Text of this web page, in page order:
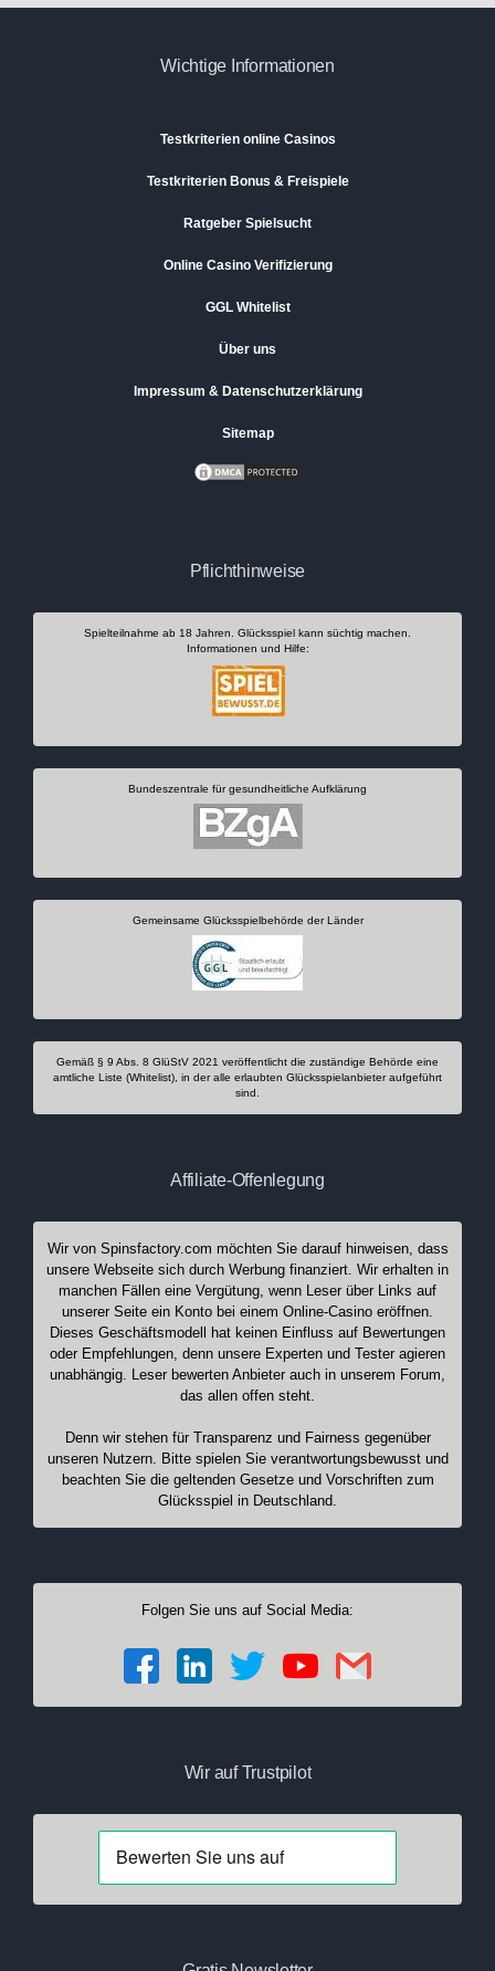
Wichtige Informationen
Testkriterien online Casinos
Testkriterien Bonus & Freispiele
Ratgeber Spielsucht
Online Casino Verifizierung
GGL Whitelist
Über uns
Impressum & Datenschutzerklärung
Sitemap
Pflichthinweise
Spielteilnahme ab 18 Jahren. Glücksspiel kann süchtig machen.
Informationen und Hilfe:
Bundeszentrale für gesundheitliche Aufklärung
Gemeinsame Glücksspielbehörde der Länder
Gemäß § 9 Abs. 8 GlüStV 2021 veröffentlicht die zuständige Behörde eine
amtliche Liste (Whitelist), in der alle erlaubten Glücksspielanbieter aufgeführt
sind.
Affiliate-Offenlegung
Wir von Spinsfactory.com möchten Sie darauf hinweisen, dass
unsere Webseite sich durch Werbung finanziert. Wir erhalten in
manchen Fällen eine Vergütung, wenn Leser über Links auf
unserer Seite ein Konto bei einem Online-Casino eröffnen.
Dieses Geschäftsmodell hat keinen Einfluss auf Bewertungen
oder Empfehlungen, denn unsere Experten und Tester agieren
unabhängig. Leser bewerten Anbieter auch in unserem Forum,
das allen offen steht.
Denn wir stehen für Transparenz und Fairness gegenüber
unseren Nutzern. Bitte spielen Sie verantwortungsbewusst und
beachten Sie die geltenden Gesetze und Vorschriften zum
Glücksspiel in Deutschland.
Folgen Sie uns auf Social Media:
Wir auf Trustpilot